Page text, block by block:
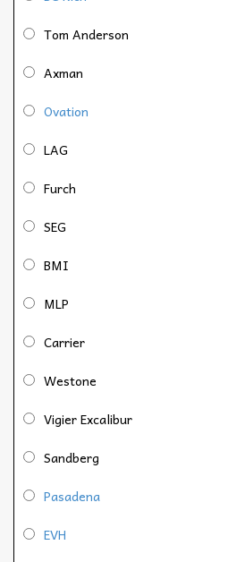
Tom Anderson
Axman
Ovation
LAG
Furch
SEG
BMI
MLP
Carrier
Westone
Vigier Excalibur
Sandberg
Pasadena
EVH